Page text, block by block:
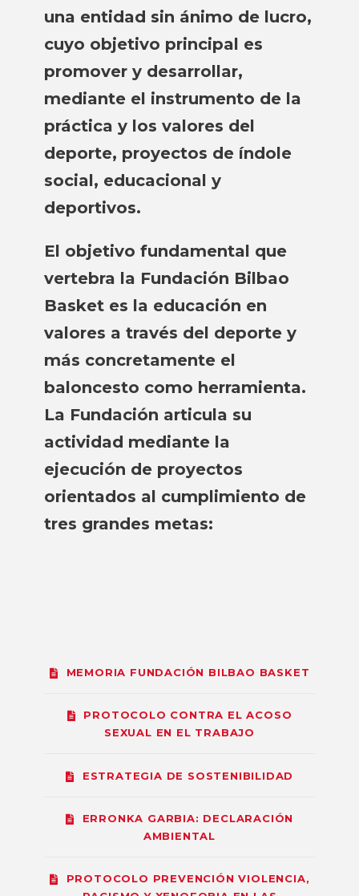
una entidad sin ánimo de lucro,
cuyo objetivo principal es
promover y desarrollar,
mediante el instrumento de la
práctica y los valores del
deporte, proyectos de índole
social, educacional y
deportivos.
El objetivo fundamental que
vertebra la Fundación Bilbao
Basket es la educación en
valores a través del deporte y
más concretamente el
baloncesto como herramienta.
La Fundación articula su
actividad mediante la
ejecución de proyectos
orientados al cumplimiento de
tres grandes metas:
MEMORIA FUNDACIÓN BILBAO BASKET
PROTOCOLO CONTRA EL ACOSO
SEXUAL EN EL TRABAJO
ESTRATEGIA DE SOSTENIBILIDAD
ERRONKA GARBIA: DECLARACIÓN
AMBIENTAL
PROTOCOLO PREVENCIÓN VIOLENCIA,